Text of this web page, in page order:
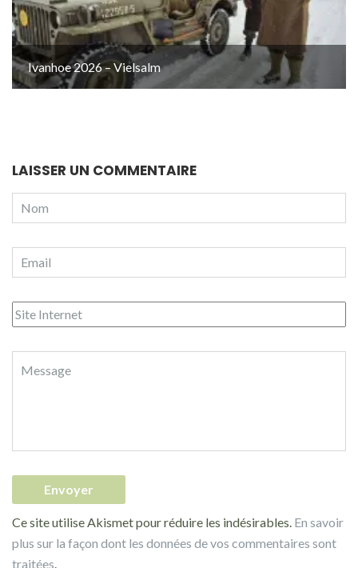
Ivanhoe 2026 – Vielsalm
LAISSER UN COMMENTAIRE
Ce site utilise Akismet pour réduire les indésirables. En savoir
plus sur la façon dont les données de vos commentaires sont
traitées